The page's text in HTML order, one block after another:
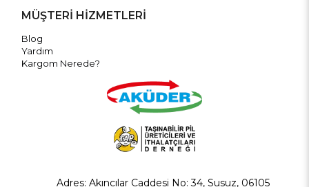
MÜŞTERİ HİZMETLERİ
Blog
Yardım
Kargom Nerede?
Adres: Akıncılar Caddesi No: 34, Susuz, 06105